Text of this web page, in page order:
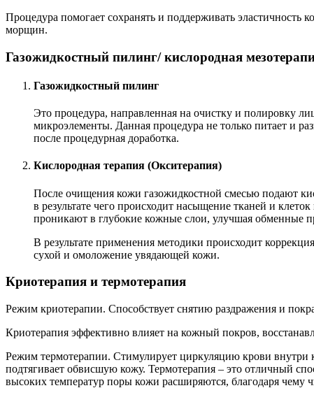
Процедура помогает сохранять и поддерживать эластичность
морщин.
Газожидкостный пилинг/ кислородная
Газожидкостный пилинг
Это процедура, направленная на очистку и полировку
микроэлементы. Данная процедура не только питает и
после процедурная доработка.
Кислородная терапия (Окситерапия)
После очищения кожи газожидкостной смесью подают
в результате чего происходит насыщение тканей и
проникают в глубокие кожные слои, улучшая обменные
В результате применения методики происходит
сухой и омоложение увядающей кожи.
Криотерапия и термотерапия
Режим криотерапии. Способствует снятию раздражения и
Криотерапия эффективно влияет на кожный покров,
Режим термотерапии. Стимулирует циркуляцию крови
подтягивает обвисшую кожу. Термотерапия – это отличный
высоких температур поры кожи расширяются, благодаря чему